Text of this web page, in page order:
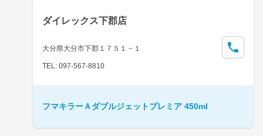
ダイレックス下郡店
大分県大分市下郡１７５１－１
TEL: 097-567-8810
フマキラーＡダブルジェットプレミア 450ml